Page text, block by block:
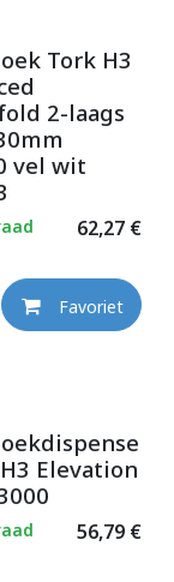
Tork H3
2-laags
vel wit
62,27€
Favoriet
Elevation
56,79€